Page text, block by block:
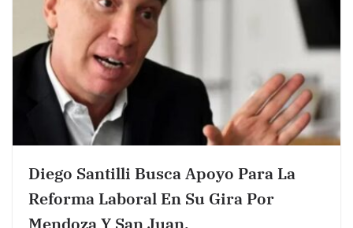
Diego Santilli Busca Apoyo Para La
Reforma Laboral En Su Gira Por
Mendoza Y San Juan.